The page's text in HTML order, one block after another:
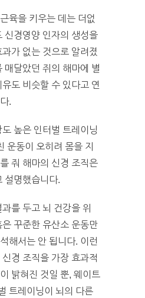
육을 키우는 데는 더없
신경영양 인자의 생성을
가 없는 것으로 알려졌
매달았던 쥐의 해마에 별
도 비슷할 수 있다고 연
.
높은 인터벌 트레이닝
운동이 오히려 몸을 지
줘 해마의 신경 조직은
설명했습니다.
를 두고 뇌 건강을 위
꾸준한 유산소 운동만
해서는 안 됩니다. 이런
경 조직을 가장 효과적
밝혀진 것일 뿐, 웨이트
트레이닝이 뇌의 다른